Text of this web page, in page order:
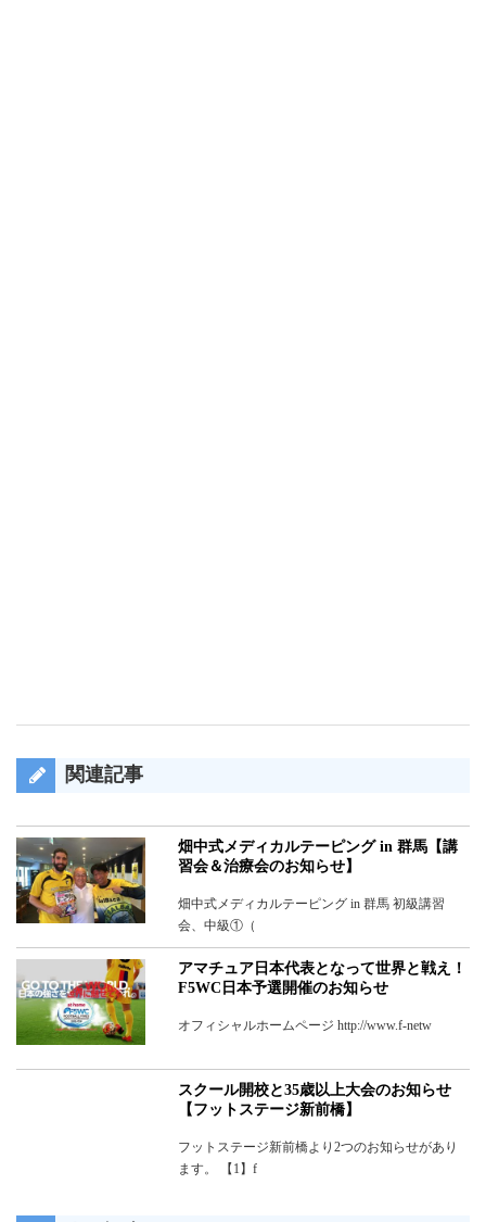
関連記事
畑中式メディカルテーピング in 群馬【講
習会＆治療会のお知らせ】
畑中式メディカルテーピング in 群馬 初級講習
会、中級①（
アマチュア日本代表となって世界と戦え！
F5WC日本予選開催のお知らせ
オフィシャルホームページ http://www.f-netw
スクール開校と35歳以上大会のお知らせ
【フットステージ新前橋】
フットステージ新前橋より2つのお知らせがあり
ます。 【1】f